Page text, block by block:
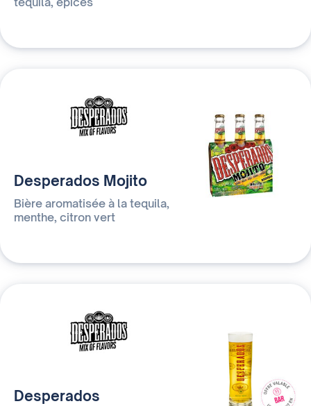
Desperados Mojito
Bière aromatisée à la tequila,
menthe, citron vert
Desperados